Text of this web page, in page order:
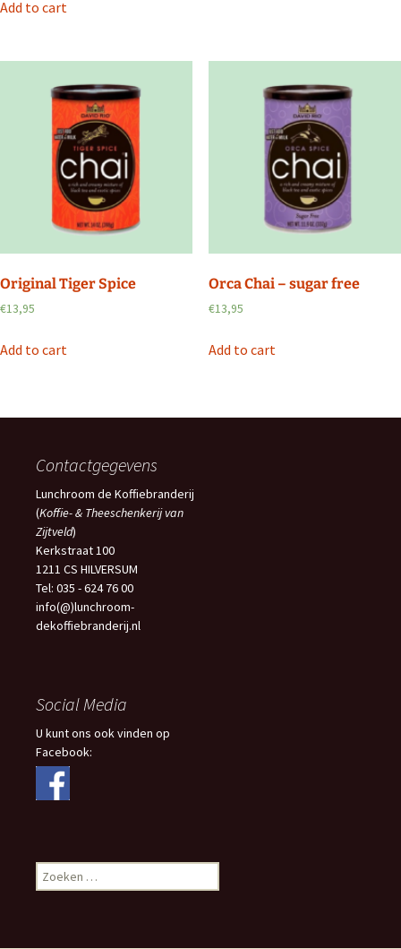
Add to cart
Original Tiger Spice
€13,95
Add to cart
Orca Chai – sugar free
€13,95
Add to cart
Contactgegevens
Lunchroom de Koffiebranderij
(Koffie- & Theeschenkerij van
Zijtveld)
Kerkstraat 100
1211 CS HILVERSUM
Tel: 035 - 624 76 00
info(@)lunchroom-
dekoffiebranderij.nl
Social Media
U kunt ons ook vinden op
Facebook:
Zoeken
naar: